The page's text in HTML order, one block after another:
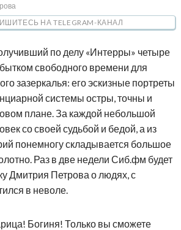
НА TELEGRAM-КАНАЛ
по делу «Интерры» четыре
свободного времени для
зазеркалья: его эскизные портреты
системы остры, точны и
плане. За каждой небольшой
со своей судьбой и бедой, а из
понемногу складывается большое
Раз в две недели Сиб.фм будет
Дмитрия Петрова о людях, с
в неволе.
Богиня! Только вы сможете